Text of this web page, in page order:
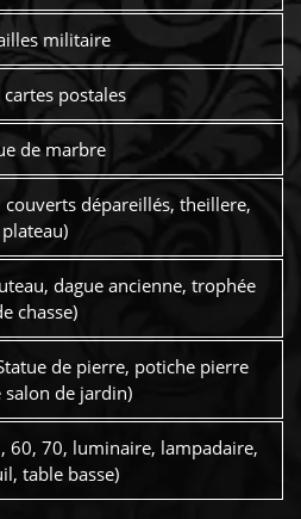
militaire
postales
de marbre
dépareillés, theillere,
plateau)
dague ancienne, trophée
chasse)
de pierre, potiche pierre
de jardin)
60, 70, luminaire, lampadaire,
table basse)